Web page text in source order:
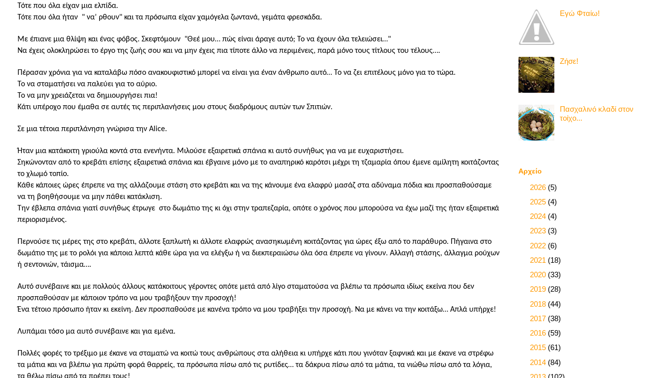
Τότε που όλα είχαν μια ελπίδα.
Τότε που όλα ήταν " να’ ρθουν" και τα πρόσωπα είχαν χαμόγελα ζωντανά, γεμάτα φρεσκάδα.
Με έπιανε μια θλίψη και ένας φόβος. Σκεφτόμουν "Θεέ μου… πώς είναι άραγε αυτό; Το να έχουν όλα τελειώσει…"
Να έχεις ολοκληρώσει το έργο της ζωής σου και να μην έχεις πια τίποτε άλλο να περιμένεις, παρά μόνο τους τίτλους του τέλους….
Πέρασαν χρόνια για να καταλάβω πόσο ανακουφιστικό μπορεί να είναι για έναν άνθρωπο αυτό… Το να ζει επιτέλους μόνο για το τώρα.
Το να σταματήσει να παλεύει για το αύριο.
Το να μην χρειάζεται να δημιουργήσει πια!
Κάτι υπέροχο που έμαθα σε αυτές τις περιπλανήσεις μου στους διαδρόμους αυτών των Σπιτιών.
Σε μια τέτοια περιπλάνηση γνώρισα την Αlice.
Ήταν μια κατάκοιτη γριούλα κοντά στα ενενήντα. Μιλούσε εξαιρετικά σπάνια κι αυτό συνήθως για να με ευχαριστήσει.
Σηκώνονταν από το κρεβάτι επίσης εξαιρετικά σπάνια και έβγαινε μόνο με το αναπηρικό καρότσι μέχρι τη τζαμαρία όπου έμενε αμίλητη κοιτάζοντας
το χλωμό τοπίο.
Κάθε κάποιες ώρες έπρεπε να της αλλάζουμε στάση στο κρεβάτι και να της κάνουμε ένα ελαφρύ μασάζ στα αδύναμα πόδια και προσπαθούσαμε
να τη βοηθήσουμε να μην πάθει κατάκλιση.
Την έβλεπα σπάνια γιατί συνήθως έτρωγε στο δωμάτιο της κι όχι στην τραπεζαρία, οπότε ο χρόνος που μπορούσα να έχω μαζί της ήταν εξαιρετικά
περιορισμένος.
Περνούσε τις μέρες της στο κρεβάτι, άλλοτε ξαπλωτή κι άλλοτε ελαφρώς ανασηκωμένη κοιτάζοντας για ώρες έξω από το παράθυρο. Πήγαινα στο
δωμάτιο της με το ρολόι για κάποια λεπτά κάθε ώρα για να ελέγξω ή να διεκπεραιώσω όλα όσα έπρεπε να γίνουν. Αλλαγή στάσης, άλλαγμα ρούχων
ή σεντονιών, τάισμα….
Αυτό συνέβαινε και με πολλούς άλλους κατάκοιτους γέροντες οπότε μετά από λίγο σταματούσα να βλέπω τα πρόσωπα ιδίως εκείνα που δεν
προσπαθούσαν με κάποιον τρόπο να μου τραβήξουν την προσοχή!
Ένα τέτοιο πρόσωπο ήταν κι εκείνη. Δεν προσπαθούσε με κανένα τρόπο να μου τραβήξει την προσοχή. Να με κάνει να την κοιτάξω… Απλά υπήρχε!
Λυπάμαι τόσο μα αυτό συνέβαινε και για εμένα.
Πολλές φορές το τρέξιμο με έκανε να σταματώ να κοιτώ τους ανθρώπους στα αλήθεια κι υπήρχε κάτι που γινόταν ξαφνικά και με έκανε να στρέφω
τα μάτια και να βλέπω για πρώτη φορά θαρρείς, τα πρόσωπα πίσω από τις ρυτίδες… τα δάκρυα πίσω από τα μάτια, τα νιώθω πίσω από τα λόγια,
Εγώ Φταίω!
Ζήσε!
Πασχαλινό κλαδί στον
τοίχο...
Αρχείο
2026 (5)
2025 (4)
2024 (4)
2023 (3)
2022 (6)
2021 (18)
2020 (33)
2019 (28)
2018 (44)
2017 (38)
2016 (59)
2015 (61)
2014 (84)